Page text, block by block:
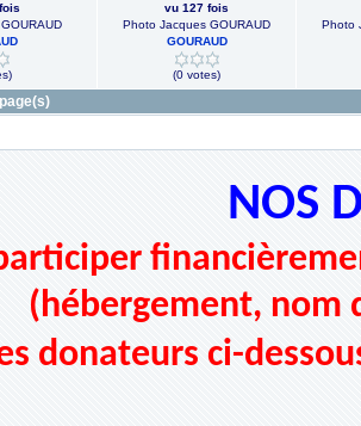
vu 127 fois
Photo Jacques GOURAUD
GOURAUD
(0 votes)
Photo
NOS
(hébergement,
donateurs ci-